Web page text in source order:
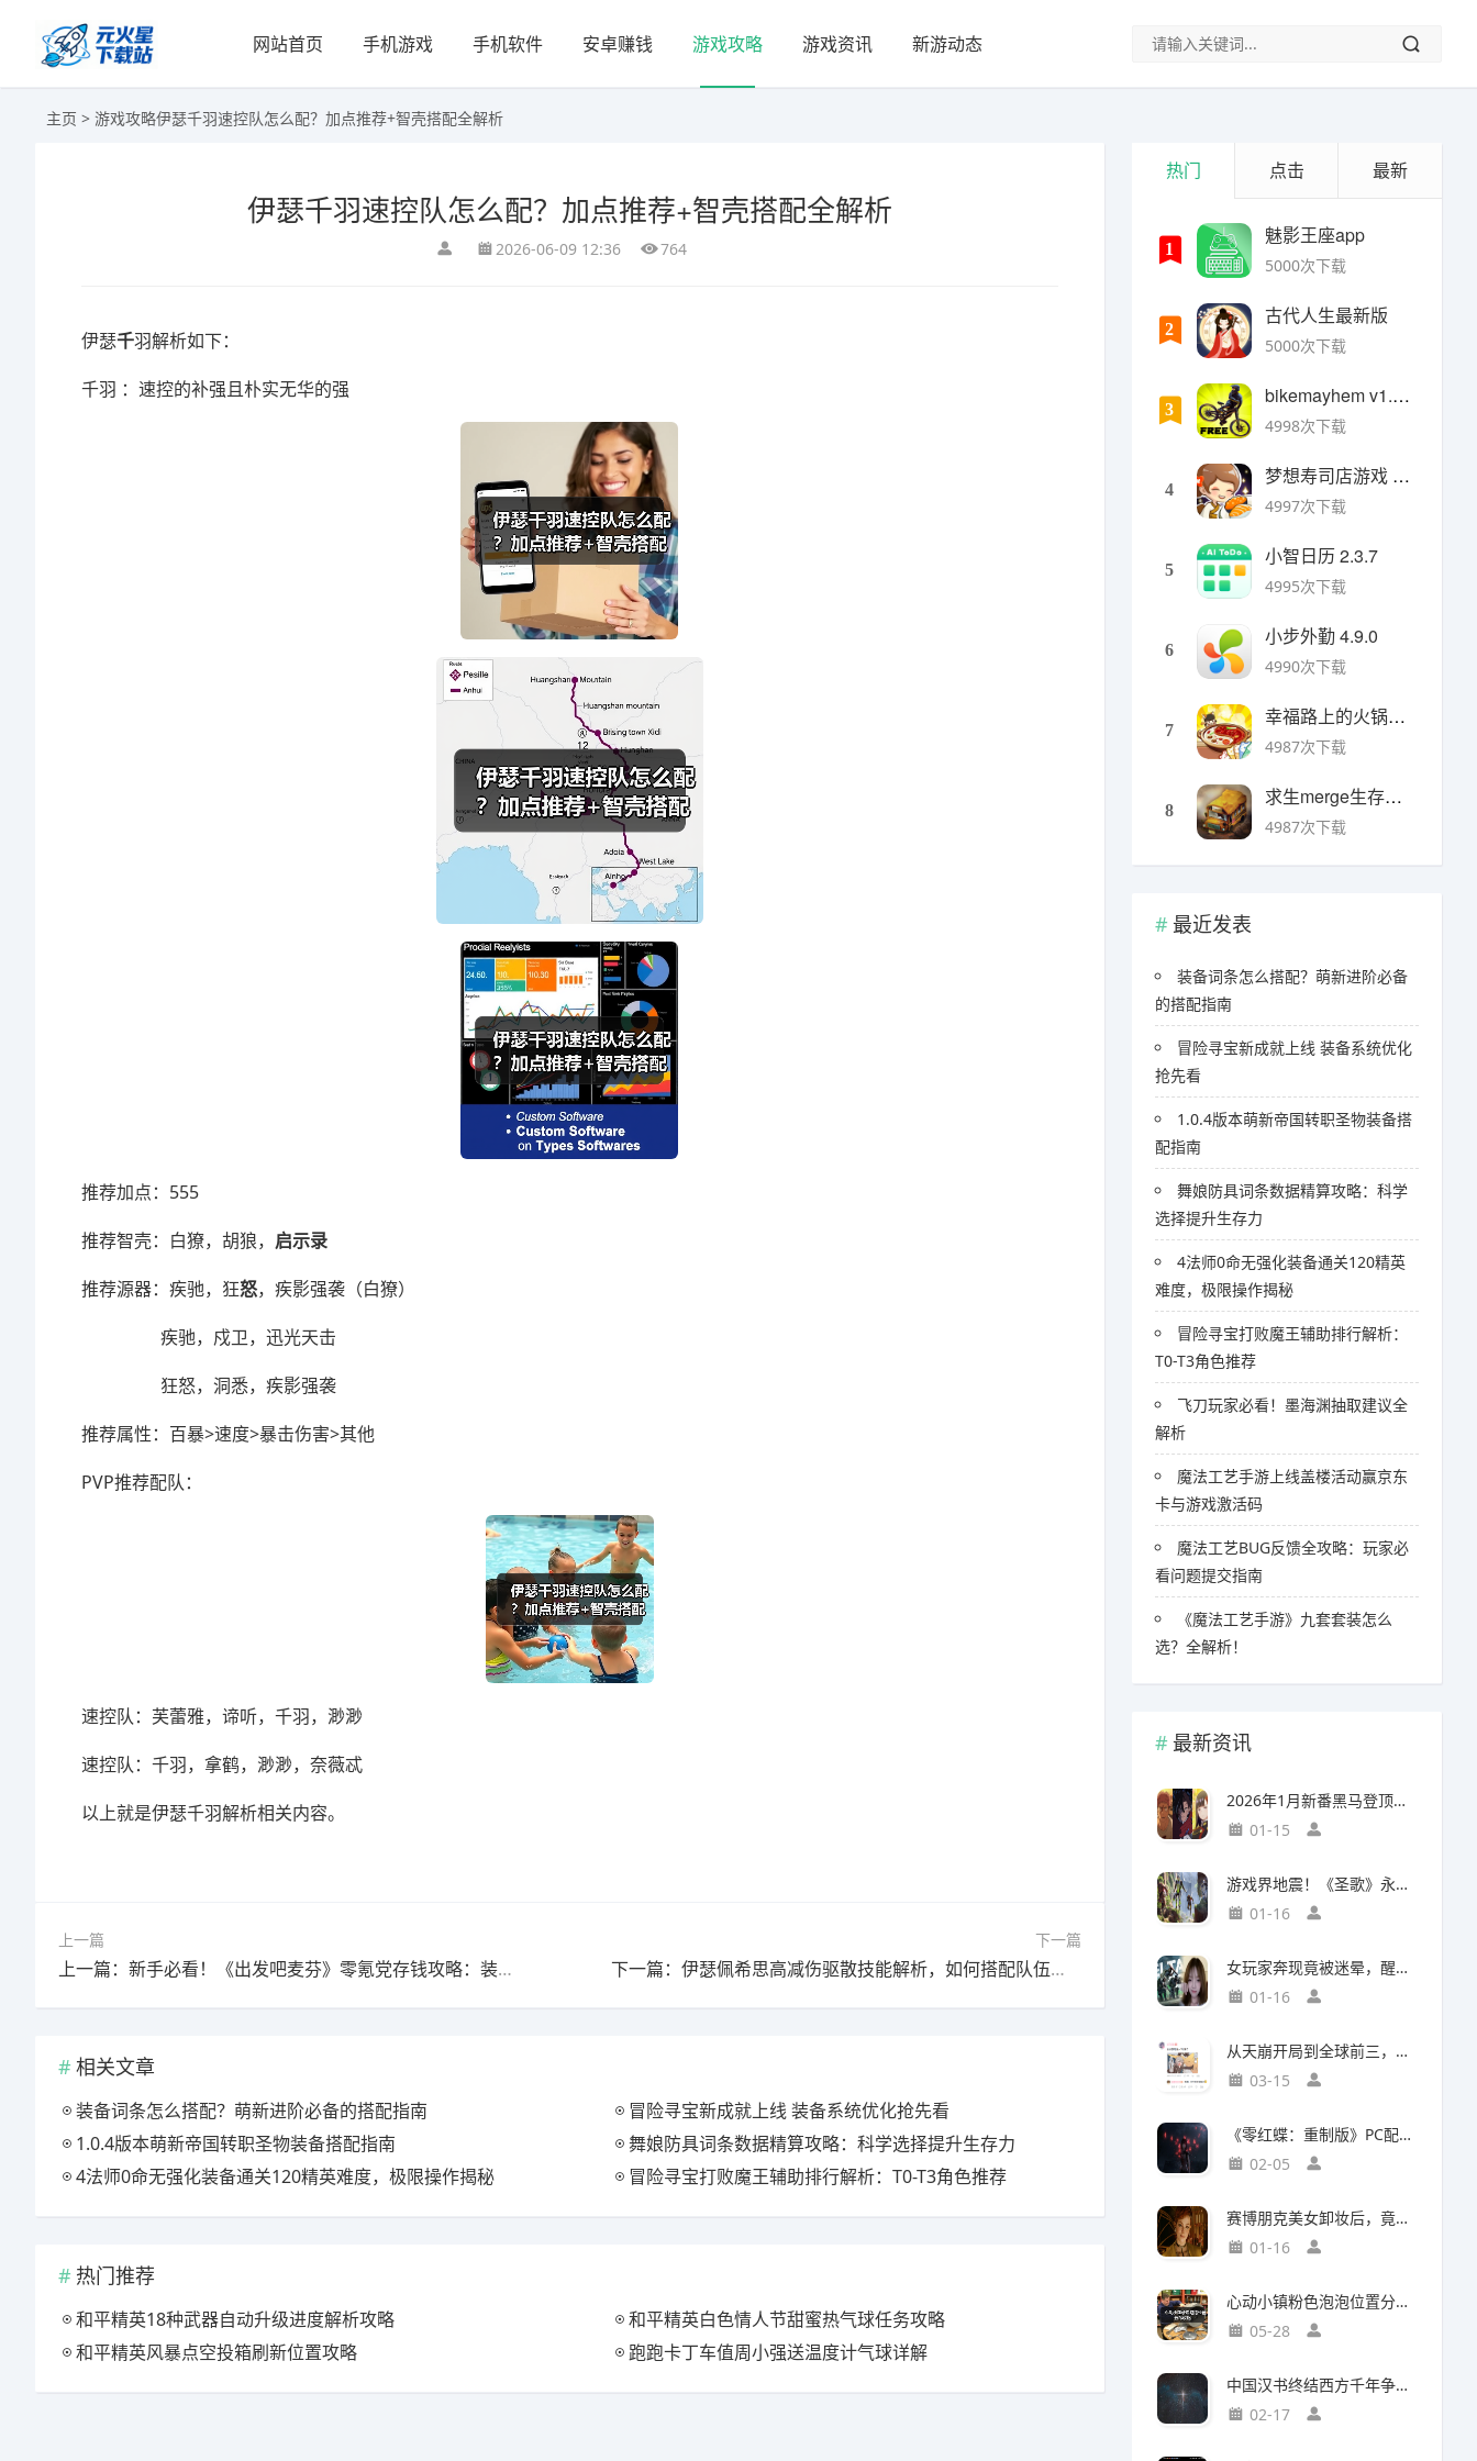
网站首页 手机游戏 手机软件 安卓赚钱 游戏攻略 游戏资讯 新游动态
主页 > 游戏攻略伊瑟千羽速控队怎么配？加点推荐+智壳搭配全解析
伊瑟千羽速控队怎么配？加点推荐+智壳搭配全解析
2026-06-09 12:36 764
伊瑟千羽解析如下：
千羽 ：速控的补强且朴实无华的强
推荐加点：555
推荐智壳：白獠，胡狼， 启示录
推荐源器：疾驰，狂怒，疾影强袭（白獠）
疾驰，戍卫，迅光天击
狂怒，洞悉，疾影强袭
推荐属性：百暴>速度>暴击伤害>其他
PVP推荐配队：
速控队：芙蕾雅，谛听，千羽，渺渺
速控队：千羽，拿鹤，渺渺，奈薇忒
以上就是伊瑟千羽解析相关内容。
上一篇
上一篇：新手必看！《出发吧麦芬》零氪党存钱攻略：装备、商店全解析
下一篇
下一篇：伊瑟佩希思高减伤驱散技能解析，如何搭配队伍提升战力？
相关文章
装备词条怎么搭配？萌新进阶必备的搭配指南
冒险寻宝新成就上线 装备系统优化抢先看
1.0.4版本萌新帝国转职圣物装备搭配指南
舞娘防具词条数据精算攻略：科学选择提升生存力
4法师0命无强化装备通关120精英难度，极限操作揭秘
冒险寻宝打败魔王辅助排行解析：T0-T3角色推荐
热门推荐
和平精英18种武器自动升级进度解析攻略
和平精英白色情人节甜蜜热气球任务攻略
和平精英风暴点空投箱刷新位置攻略
跑跑卡丁车值周小强送温度计气球详解
热门 点击 最新
1
魅影王座app
5000次下载
2
古代人生最新版
5000次下载
3
bikemayhem v1.6.2安卓版
4998次下载
4
梦想寿司店游戏 v4.14.1安卓版
4997次下载
5
小智日历 2.3.7
4995次下载
6
小步外勤 4.9.0
4990次下载
7
幸福路上的火锅店官方版 v5.3.5安卓版
4987次下载
8
求生merge生存之地手机版 v1.48.0安卓版
4987次下载
最近发表
装备词条怎么搭配？萌新进阶必备
的搭配指南
冒险寻宝新成就上线 装备系统优化
抢先看
1.0.4版本萌新帝国转职圣物装备搭
配指南
舞娘防具词条数据精算攻略：科学
选择提升生存力
4法师0命无强化装备通关120精英
难度，极限操作揭秘
冒险寻宝打败魔王辅助排行解析：
T0-T3角色推荐
飞刀玩家必看！墨海渊抽取建议全
解析
魔法工艺手游上线盖楼活动赢京东
卡与游戏激活码
魔法工艺BUG反馈全攻略：玩家必
看问题提交指南
《魔法工艺手游》九套套装怎么
选？全解析！
最新资讯
2026年1月新番黑马登顶，竟然力压《咒术回战》拿下第一
01-15
游戏界地震！《圣歌》永久停服，《生化9》海报震撼亮相
01-16
女玩家奔现竟被迷晕，醒来后价值千万的游戏装备不翼而飞
01-16
从天崩开局到全球前三，这还是我认识的“少前2”？
03-15
《零红蝶：重制版》PC配置公开：推荐配置RTX2060 1080p/30帧
02-05
赛博朋克美女卸妆后，竟然比浓妆时更惊艳？
01-16
心动小镇粉色泡泡位置分布攻略
05-28
中国汉书终结西方千年争吵：伯利恒之星是真实存在
02-17